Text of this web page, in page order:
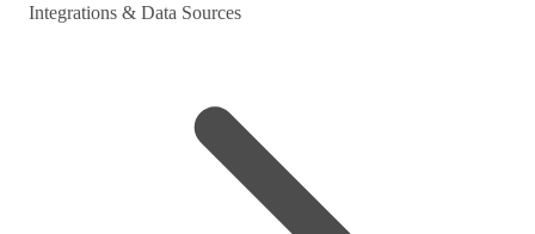
Integrations & Data Sources